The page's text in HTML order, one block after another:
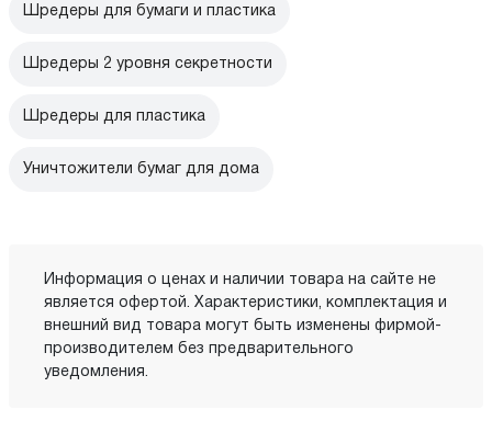
Шредеры для бумаги и пластика
Шредеры 2 уровня секретности
Шредеры для пластика
Уничтожители бумаг для дома
Информация о ценах и наличии товара на сайте не
является офертой. Характеристики, комплектация и
внешний вид товара могут быть изменены фирмой-
производителем без предварительного
уведомления.